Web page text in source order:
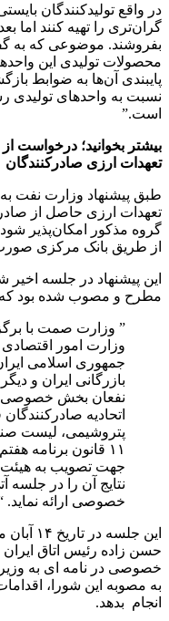
در واقع تولیدکنندگان
گران‌تری را تهیه کنند اما
بفروشند. موضوعی که به
محصولات تولیدی این
پایبندی آن‌ها به ضوابط
نسبت به واحدهای
است.”
بیشتر بخوانید؛‌ درخواست
تعهدات ارزی صادرکنندگان
طبق پیشنهاد وزارت نفت
تعهدات ارزی حاصل از
گروه مذکور امکان‌پذیر
از طریق بانک مرکزی
این پیشنهاد در جلسه
مطرح و مصوب شده بود
” وزارت صمت با
وزارت امور
جمهوری اسلامی
بازرگانی ایران و
نفعان بخش خصوصی
اتحادیه
پتروشیمی، لیست
جهت تصویب به هیئت
نتایج آن را در
خصوصی ارائه نماید.
این
حسن زاده رئیس اتاق
خصوصی در نامه ای به
به مصوبه این شورا،‌
انجام بدهد.